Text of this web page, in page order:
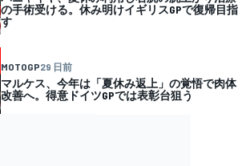
の手術受ける。休み明けイギリスGPで復帰目指
す
MOTOGP29 日前
マルケス、今年は「夏休み返上」の覚悟で肉体
改善へ。得意ドイツGPでは表彰台狙う